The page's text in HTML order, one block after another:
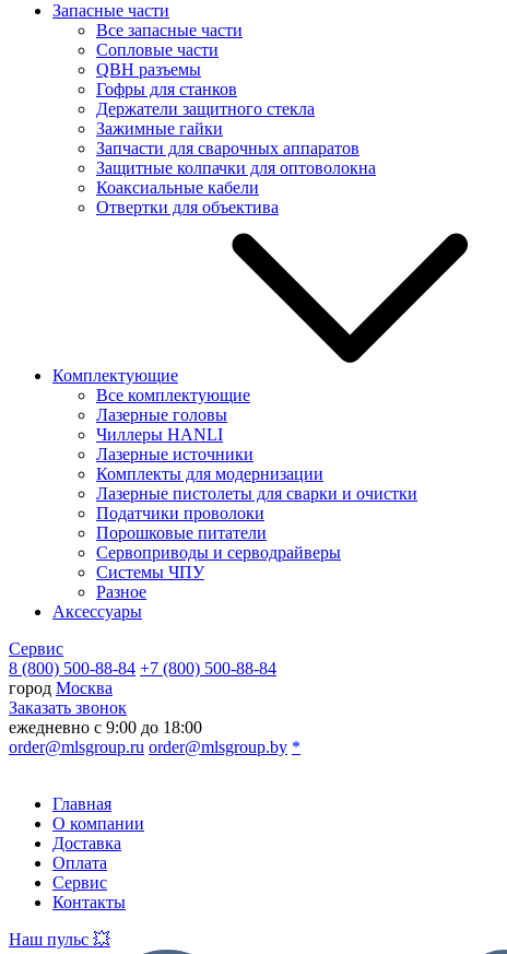
Запасные части
Все запасные части
Сопловые части
QBH разъемы
Гофры для станков
Держатели защитного стекла
Зажимные гайки
Запчасти для сварочных аппаратов
Защитные колпачки для оптоволокна
Коаксиальные кабели
Отвертки для объектива
Комплектующие
Все комплектующие
Лазерные головы
Чиллеры HANLI
Лазерные источники
Комплекты для модернизации
Лазерные пистолеты для сварки и очистки
Податчики проволоки
Порошковые питатели
Сервоприводы и серводрайверы
Системы ЧПУ
Разное
Аксессуары
Сервис
8 (800) 500-88-84 +7 (800) 500-88-84
город Москва
Заказать звонок
ежедневно с 9:00 до 18:00
order@mlsgroup.ru order@mlsgroup.by *
Главная
О компании
Доставка
Оплата
Сервис
Контакты
Наш пульс 💥